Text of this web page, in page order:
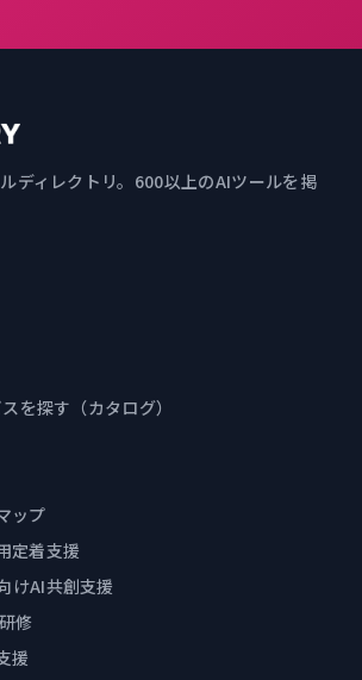
ディレクトリ。600以上のAIツールを掲
を探す（カタログ）
ップ
定着支援
けAI共創支援
修
援